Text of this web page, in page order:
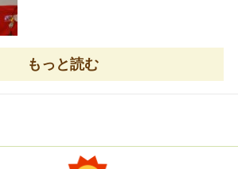
』のダンスを披露しま
もっと読む